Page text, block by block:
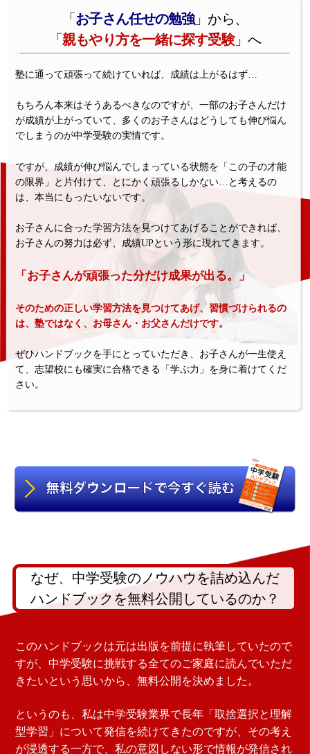
「お子さん任せの勉強」から、
「親もやり方を一緒に探す受験」へ
塾に通って頑張って続けていれば、成績は上がるはず…
もちろん本来はそうあるべきなのですが、一部のお子さんだけ
が成績が上がっていて、多くのお子さんはどうしても伸び悩ん
でしまうのが中学受験の実情です。
ですが、成績が伸び悩んでしまっている状態を「この子の才能
の限界」と片付けて、とにかく頑張るしかない…と考えるの
は、本当にもったいないです。
お子さんに合った学習方法を見つけてあげることができれば、
お子さんの努力は必ず、成績UPという形に現れてきます。
「お子さんが頑張った分だけ成果が出る。」
そのための正しい学習方法を見つけてあげ、習慣づけられるの
は、塾ではなく、お母さん・お父さんだけです。
ぜひハンドブックを手にとっていただき、お子さんが一生使え
て、志望校にも確実に合格できる「学ぶ力」を身に着けてくだ
さい。
なぜ、中学受験のノウハウを詰め込んだ
ハンドブックを無料公開しているのか？
このハンドブックは元は出版を前提に執筆していたので
すが、中学受験に挑戦する全てのご家庭に読んでいただ
きたいという思いから、無料公開を決めました。
というのも、私は中学受験業界で長年「取捨選択と理解
型学習」について発信を続けてきたのですが、その考え
が浸透する一方で、私の意図しない形で情報が発信され